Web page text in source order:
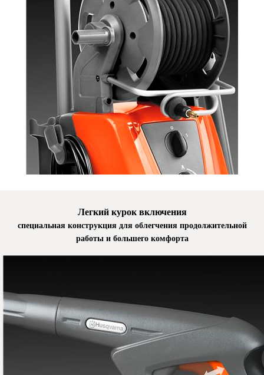
Легкий курок включения
специальная конструкция для облегчения продолжительной
работы и большего комфорта